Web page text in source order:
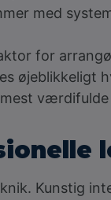
med
for
øjeblikkeligt
Kunstig